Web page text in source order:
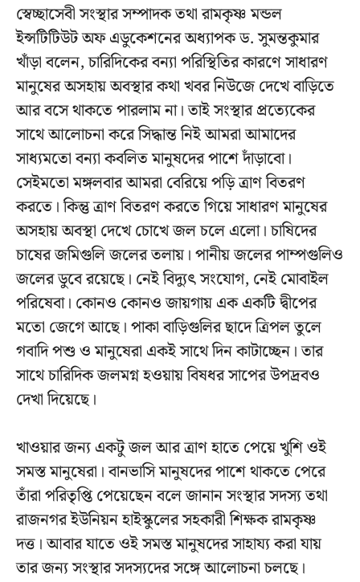
স্বেচ্ছাসেবী সংস্থার সম্পাদক তথা রামকৃষ্ণ মন্ডল
ইন্সটিটিউট অফ এডুকেশনের অধ্যাপক ড. সুমন্তকুমার
খাঁড়া বলেন, চারিদিকের বন্যা পরিস্থিতির কারণে সাধারণ
মানুষের অসহায় অবস্থার কথা খবর নিউজে দেখে বাড়িতে
আর বসে থাকতে পারলাম না। তাই সংস্থার প্রত্যেকের
সাথে আলোচনা করে সিদ্ধান্ত নিই আমরা আমাদের
সাধ্যমতো বন্যা কবলিত মানুষদের পাশে দাঁড়াবো।
সেইমতো মঙ্গলবার আমরা বেরিয়ে পড়ি ত্রাণ বিতরণ
করতে। কিন্তু ত্রাণ বিতরণ করতে গিয়ে সাধারণ মানুষের
অসহায় অবস্থা দেখে চোখে জল চলে এলো। চাষিদের
চাষের জমিগুলি জলের তলায়। পানীয় জলের পাম্পগুলিও
জলের ডুবে রয়েছে। নেই বিদ্যুৎ সংযোগ, নেই মোবাইল
পরিষেবা। কোনও কোনও জায়গায় এক একটি দ্বীপের
মতো জেগে আছে। পাকা বাড়িগুলির ছাদে ত্রিপল তুলে
গবাদি পশু ও মানুষেরা একই সাথে দিন কাটাচ্ছেন। তার
সাথে চারিদিক জলমগ্ন হওয়ায় বিষধর সাপের উপদ্রবও
দেখা দিয়েছে।
খাওয়ার জন্য একটু জল আর ত্রাণ হাতে পেয়ে খুশি ওই
সমস্ত মানুষেরা‌। বানভাসি মানুষদের পাশে থাকতে পেরে
তাঁরা পরিতৃপ্তি পেয়েছেন বলে জানান সংস্থার সদস্য তথা
রাজনগর ইউনিয়ন হাইস্কুলের সহকারী শিক্ষক রামকৃষ্ণ
দত্ত। আবার যাতে ওই সমস্ত মানুষদের সাহায্য করা যায়
তার জন্য সংস্থার সদস্যদের সঙ্গে আলোচনা চলছে।